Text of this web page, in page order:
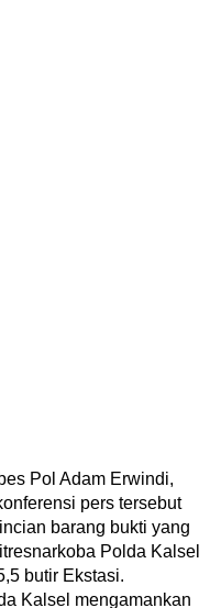
Pol Adam Erwindi,
pers tersebut
barang bukti yang
Polda Kalsel
butir Ekstasi.
Kalsel mengamankan